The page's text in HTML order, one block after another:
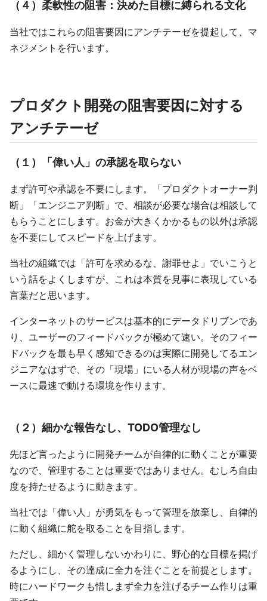
（４）柔軟性の阻害：決めた目標に縛られる文化
当社ではこれらの阻害要因にアンチテーゼを提起して、マ
ネジメントを行います。
プロダクト開発の阻害要因に対する
アンチテーゼ
（１）「偉い人」の承認を取らない
まず許可や承認を不要にします。「プロダクトオーナー判
断」「エンジニア判断」で、相談が必要な場合は相談して
もらうことにします。お金が大きくかかるもの以外は承認
を不要にしてスピードを上げます。
当社の組織では「許可を求めるな、謝罪せよ」でいこうと
いう話をよくしますが、これは本質を見事に表現している
言葉だと思います。
インターネットのサービスは基本的にデータドリブンであ
り、ユーザーのフィードバックが極めて速い。そのフィー
ドバックを最も早く感知できるのは実際に開発してるエン
ジニアなはずで、その「現場」にいる人材が現場の声をベ
ースに最速で動ける環境を作ります。
（２）細かな報告なし、TODO管理なし
先ほど言ったように開発チームが自律的に動くことが重要
なので、管理することは重要ではありません。むしろ自由
度を持たせるように動きます。
当社では「偉い人」が勇気をもって管理を放棄し、自律的
に動く組織に舵を取ることを目指します。
ただし、細かく管理しないかわりに、野心的な目標を掲げ
るようにし、その達成に全力を注ぐことを前提とします。
時にハードワークも惜しまず全力を注げるチーム作りは重